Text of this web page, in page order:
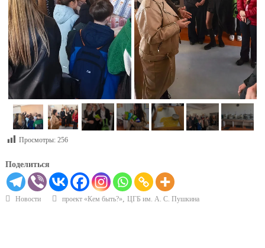
Просмотры: 256
Поделиться
Новости проект «Кем быть?», ЦГБ им. А. С. Пушкина